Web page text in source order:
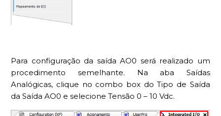
Para configuração da saída AO0 será realizado um
procedimento semelhante. Na aba Saídas
Analógicas, clique no combo box do Tipo de Saída
da Saída AO0 e selecione Tensão 0 – 10 Vdc.